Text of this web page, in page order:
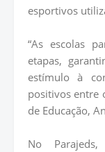
esportivos
“As escolas
etapas,
estímulo à
positivos entre
de Educação,
No